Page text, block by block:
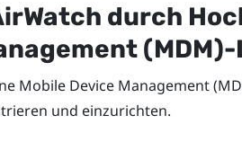
durch
Mobile Device Management
und einzurichten.